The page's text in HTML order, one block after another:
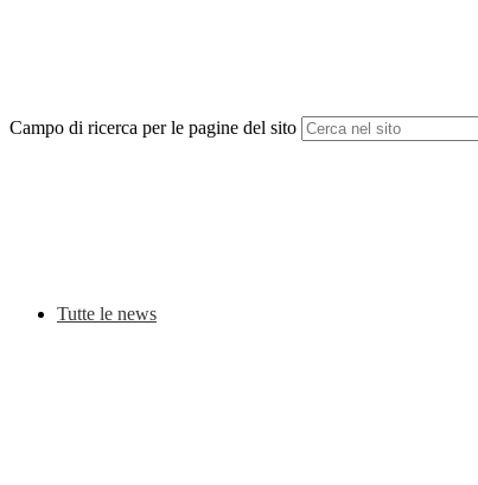
Campo di ricerca per le pagine del sito
Tutte le news